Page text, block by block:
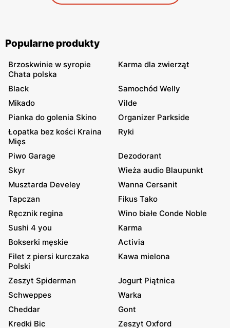
Popularne produkty
Brzoskwinie w syropie
Chata polska
Karma dla zwierząt
Black
Samochód Welly
Mikado
Vilde
Pianka do golenia Skino
Organizer Parkside
Łopatka bez kości Kraina
Mięs
Ryki
Piwo Garage
Dezodorant
Skyr
Wieża audio Blaupunkt
Musztarda Develey
Wanna Cersanit
Tapczan
Fikus Tako
Ręcznik regina
Wino białe Conde Noble
Sushi 4 you
Karma
Bokserki męskie
Activia
Filet z piersi kurczaka
Polski
Kawa mielona
Zeszyt Spiderman
Jogurt Piątnica
Schweppes
Warka
Cheddar
Gont
Kredki Bic
Zeszyt Oxford